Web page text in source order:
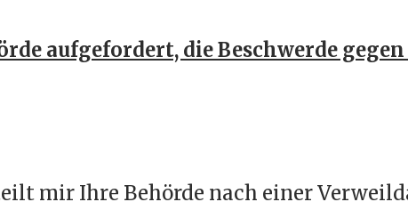
aufgefordert, die Beschwerde
mir Ihre Behörde nach einer